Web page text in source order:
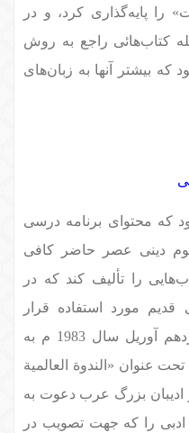
را پایه‌گذاری کرد، و در
سلسله کتاب‌هائی راجع به روش
که بیشتر آنها به زبان‌های
که محتوای برنامه درسی
دینی عصر حاضر کافی
را تألیف کند که در
مورد استفاده قرار
گیرند، و به همین منظور در نوزدهم آوریل سال 1983 م به
عنوان «الندوة العالمیة
ادیبان بزرگ عرب دعوت به
ادبی را که جهت تصویب در